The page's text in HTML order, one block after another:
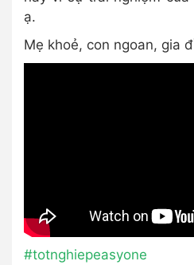
ạ.
Mẹ khoẻ, con ngoan, gia
#totnghiepeasyone